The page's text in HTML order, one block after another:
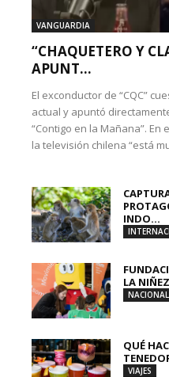
VANGUARDIA
“CHAQUETERO Y
APUNT...
El exconductor de “CQC”
actual y apuntó
“Contigo en la Mañana”.
la televisión chilena “está
INDO...
LA
NACIONAL
QUÉ
VIAJES